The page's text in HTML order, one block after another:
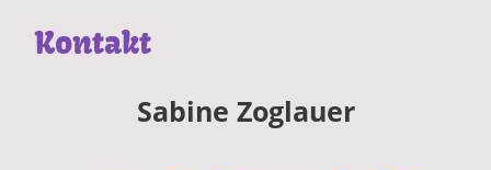
Kontakt
Sabine Zoglauer